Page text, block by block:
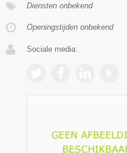
Diensten onbekend
Openingstijden onbekend
Sociale media: